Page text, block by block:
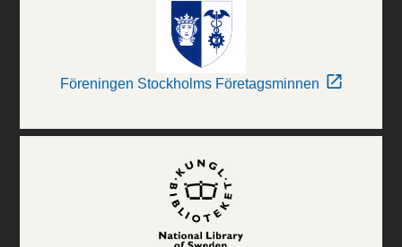
Föreningen Stockholms Företagsminnen